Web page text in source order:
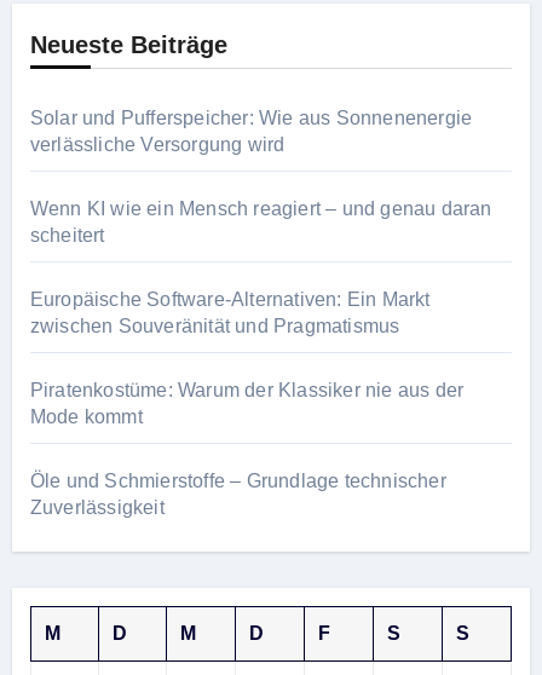
Neueste Beiträge
Solar und Pufferspeicher: Wie aus Sonnenenergie
verlässliche Versorgung wird
Wenn KI wie ein Mensch reagiert – und genau daran
scheitert
Europäische Software-Alternativen: Ein Markt
zwischen Souveränität und Pragmatismus
Piratenkostüme: Warum der Klassiker nie aus der
Mode kommt
Öle und Schmierstoffe – Grundlage technischer
Zuverlässigkeit
M D M D F S S